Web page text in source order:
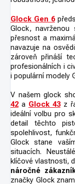
Glock Gen 6
Glock,
přesnost a
navazuje na
zároveň přináší
profesionálních i
i populární modely
V našem glock
42a Glock 43z
ideální volbu pro
detail těchto
spolehlivost,
Glock stane
situacích.
klíčové vlastnosti,
náročné
značky Glock